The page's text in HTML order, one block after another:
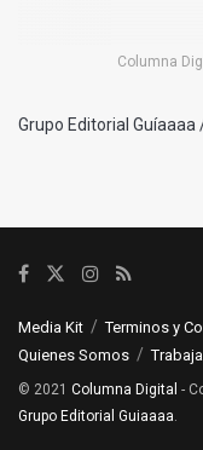
Columna
Grupo Editorial Guíaaaa
Media Kit Terminos y
Quienes Somos
© 2021 Columna Digital -
Grupo Editorial Guiaaaa.